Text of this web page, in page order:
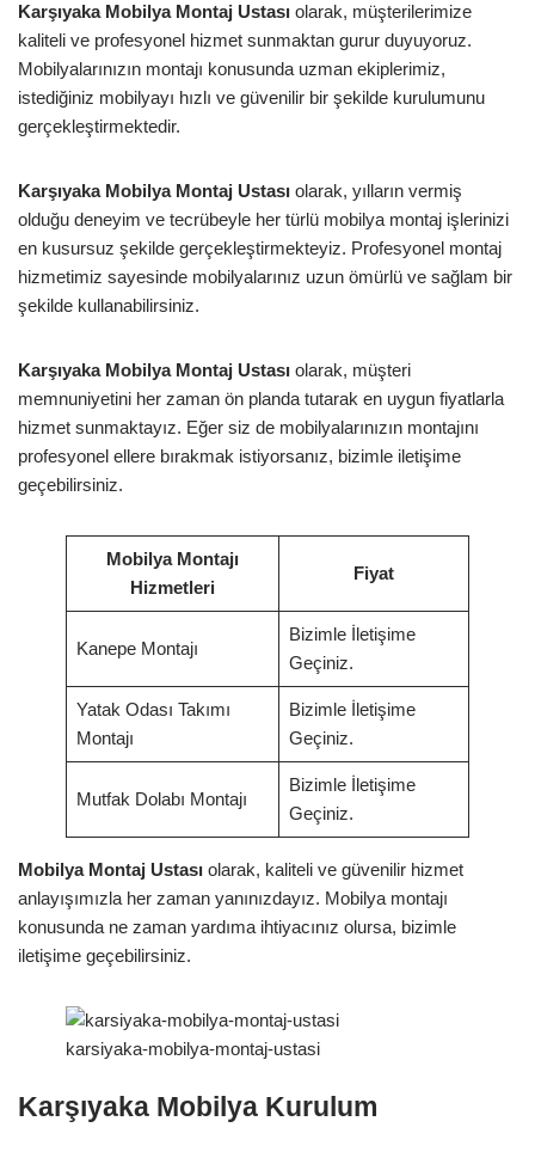
Karşıyaka Mobilya Montaj Ustası olarak, müşterilerimize
kaliteli ve profesyonel hizmet sunmaktan gurur duyuyoruz.
Mobilyalarınızın montajı konusunda uzman ekiplerimiz,
istediğiniz mobilyayı hızlı ve güvenilir bir şekilde kurulumunu
gerçekleştirmektedir.
Karşıyaka Mobilya Montaj Ustası olarak, yılların vermiş
olduğu deneyim ve tecrübeyle her türlü mobilya montaj işlerinizi
en kusursuz şekilde gerçekleştirmekteyiz. Profesyonel montaj
hizmetimiz sayesinde mobilyalarınız uzun ömürlü ve sağlam bir
şekilde kullanabilirsiniz.
Karşıyaka Mobilya Montaj Ustası olarak, müşteri
memnuniyetini her zaman ön planda tutarak en uygun fiyatlarla
hizmet sunmaktayız. Eğer siz de mobilyalarınızın montajını
profesyonel ellere bırakmak istiyorsanız, bizimle iletişime
geçebilirsiniz.
Mobilya Montajı
Hizmetleri
Fiyat
Kanepe Montajı
Bizimle İletişime
Geçiniz.
Yatak Odası Takımı
Montajı
Bizimle İletişime
Geçiniz.
Mutfak Dolabı Montajı
Bizimle İletişime
Geçiniz.
Mobilya Montaj Ustası olarak, kaliteli ve güvenilir hizmet
anlayışımızla her zaman yanınızdayız. Mobilya montajı
konusunda ne zaman yardıma ihtiyacınız olursa, bizimle
iletişime geçebilirsiniz.
karsiyaka-mobilya-montaj-ustasi
Karşıyaka Mobilya Kurulum